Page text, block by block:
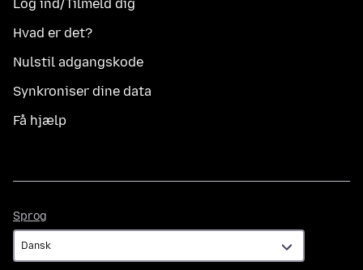
Log ind/Tilmeld dig
Hvad er det?
Nulstil adgangskode
Synkroniser dine data
Få hjælp
Sprog